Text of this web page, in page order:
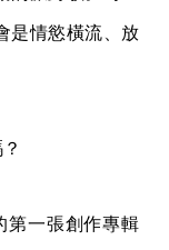
是情慾橫流、放
第一張創作專輯